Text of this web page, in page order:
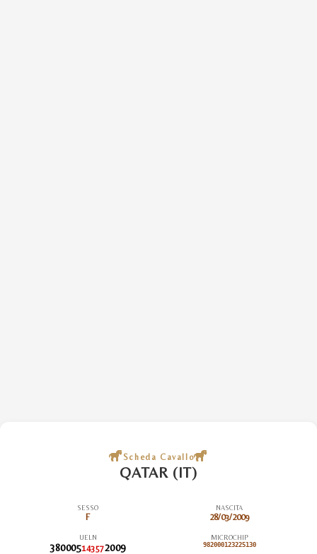
Scheda Cavallo
QATAR (IT)
SESSO
F
NASCITA
28/03/2009
UELN
380005143572009
MICROCHIP
982000123225130